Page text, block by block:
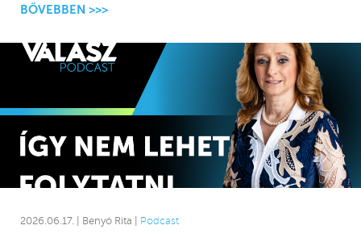
BŐVEBBEN >>>
2026.06.17. | Benyó Rita | Podcast